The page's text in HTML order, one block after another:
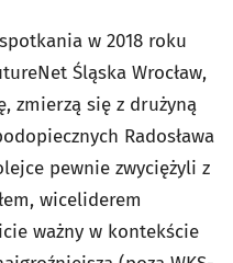
w 2018 roku
Śląska Wrocław,
zmierzą się z drużyną
Radosława
pewnie zwyciężyli z
wiceliderem
ważny w kontekście